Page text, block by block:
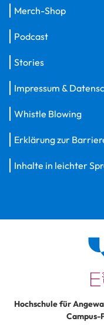
Merch-Shop
Podcast
Stories
Impressum &
Whistle Blowing
Erklärung zur
Inhalte in leichter
Hochschule für
Campus-